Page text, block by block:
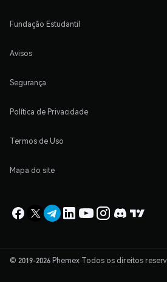
Fundação Estudantil
Avisos
Segurança
Política de Privacidade
Termos de Uso
Mapa do site
© 2019-2026 Phemex Todos os direitos